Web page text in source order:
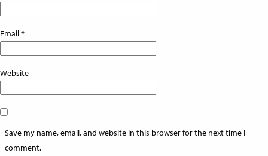
Email*
Website
Save my name, email, and website in this browser for the next time I
comment.